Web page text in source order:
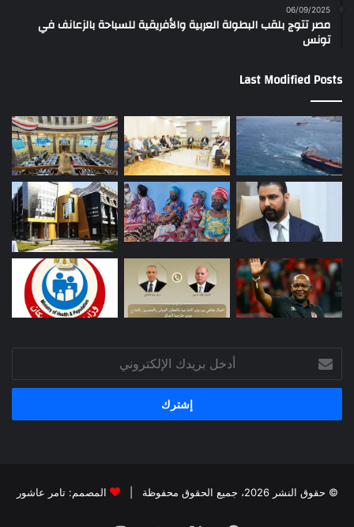
06/09/2025
مصر تتوج بلقب البطولة العربية والأفريقية للسباحة بالزعانف في
تونس
Last Modified Posts
بريدك
الإلكتروني
© حقوق النشر 2026، جميع الحقوق محفوظة | المصمم: تامر عاشور